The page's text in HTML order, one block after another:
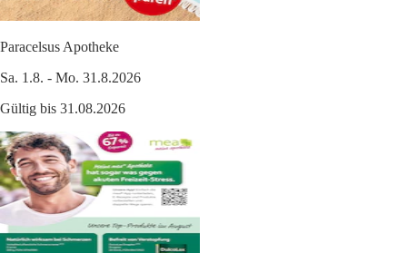
Paracelsus Apotheke
Sa. 1.8. - Mo. 31.8.2026
Gültig bis 31.08.2026